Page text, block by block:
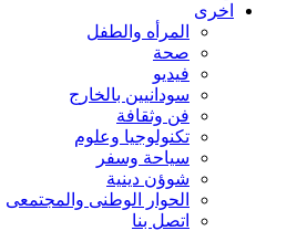
اخرى
المرأه والطفل
صحة
فيديو
سودانيين بالخارج
فن وثقافة
تكنولوجيا وعلوم
سياحة وسفر
شوؤن دينية
الحوار الوطنى والمجتمعى
اتصل بنا